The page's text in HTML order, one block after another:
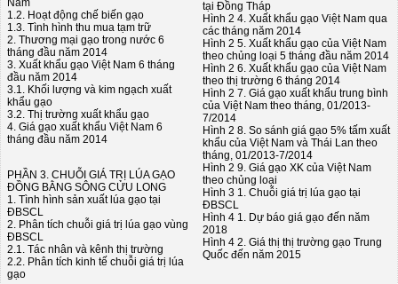
Nam
1.2. Hoạt động chế biến gạo
1.3. Tình hình thu mua tạm trữ
2. Thương mại gạo trong nước 6
tháng đầu năm 2014
3. Xuất khẩu gạo Việt Nam 6 tháng
đầu năm 2014
3.1. Khối lượng và kim ngạch xuất
khẩu gạo
3.2. Thị trường xuất khẩu gạo
4. Giá gạo xuất khẩu Việt Nam 6
tháng đầu năm 2014
PHẦN 3. CHUỖI GIÁ TRỊ LÚA GẠO
ĐỒNG BẰNG SÔNG CỬU LONG
1. Tình hình sản xuất lúa gạo tại
ĐBSCL
2. Phân tích chuỗi giá trị lúa gạo vùng
ĐBSCL
2.1. Tác nhân và kênh thị trường
2.2. Phân tích kinh tế chuỗi giá trị lúa
gạo
tại Đồng Tháp
Hình 2 4. Xuất khẩu gạo Việt Nam qua
các tháng năm 2014
Hình 2 5. Xuất khẩu gạo của Việt Nam
theo chủng loại 5 tháng đầu năm 2014
Hình 2 6. Xuất khẩu gạo của Việt Nam
theo thị trường 6 tháng 2014
Hình 2 7. Giá gạo xuất khẩu trung bình
của Việt Nam theo tháng, 01/2013-
7/2014
Hình 2 8. So sánh giá gạo 5% tấm xuất
khẩu của Việt Nam và Thái Lan theo
tháng, 01/2013-7/2014
Hình 2 9. Giá gạo XK của Việt Nam
theo chủng loại
Hình 3 1. Chuỗi giá trị lúa gạo tại
ĐBSCL
Hình 4 1. Dự báo giá gạo đến năm
2018
Hình 4 2. Giá thị thị trường gạo Trung
Quốc đến năm 2015